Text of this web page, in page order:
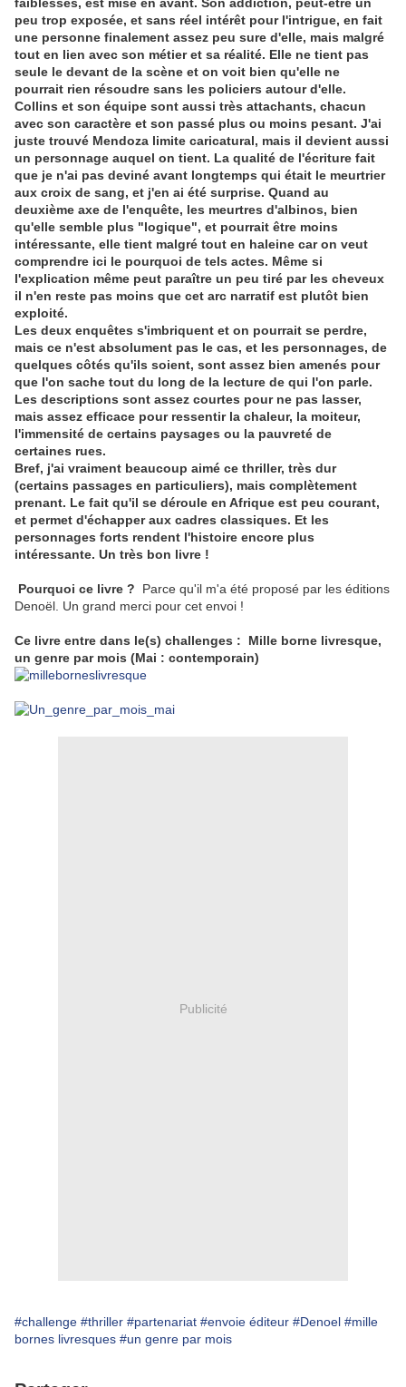
peu trop exposée, et sans réel intérêt pour l'intrigue, en fait
une personne finalement assez peu sure d'elle, mais malgré
tout en lien avec son métier et sa réalité. Elle ne tient pas
seule le devant de la scène et on voit bien qu'elle ne
pourrait rien résoudre sans les policiers autour d'elle.
Collins et son équipe sont aussi très attachants, chacun
avec son caractère et son passé plus ou moins pesant. J'ai
juste trouvé Mendoza limite caricatural, mais il devient aussi
un personnage auquel on tient. La qualité de l'écriture fait
que je n'ai pas deviné avant longtemps qui était le meurtrier
aux croix de sang, et j'en ai été surprise. Quand au
deuxième axe de l'enquête, les meurtres d'albinos, bien
qu'elle semble plus "logique", et pourrait être moins
intéressante, elle tient malgré tout en haleine car on veut
comprendre ici le pourquoi de tels actes. Même si
l'explication même peut paraître un peu tiré par les cheveux
il n'en reste pas moins que cet arc narratif est plutôt bien
exploité.
Les deux enquêtes s'imbriquent et on pourrait se perdre,
mais ce n'est absolument pas le cas, et les personnages, de
quelques côtés qu'ils soient, sont assez bien amenés pour
que l'on sache tout du long de la lecture de qui l'on parle.
Les descriptions sont assez courtes pour ne pas lasser,
mais assez efficace pour ressentir la chaleur, la moiteur,
l'immensité de certains paysages ou la pauvreté de
certaines rues.
Bref, j'ai vraiment beaucoup aimé ce thriller, très dur
(certains passages en particuliers), mais complètement
prenant. Le fait qu'il se déroule en Afrique est peu courant,
et permet d'échapper aux cadres classiques. Et les
personnages forts rendent l'histoire encore plus
intéressante. Un très bon livre !
Pourquoi ce livre ?
Parce qu'il m'a été proposé par les éditions
Denoël. Un grand merci pour cet envoi !
Ce livre entre dans le(s) challenges : Mille borne livresque,
un genre par mois (Mai : contemporain)
Publicité
#challenge #thriller #partenariat #envoie éditeur #Denoel #mille
bornes livresques #un genre par mois